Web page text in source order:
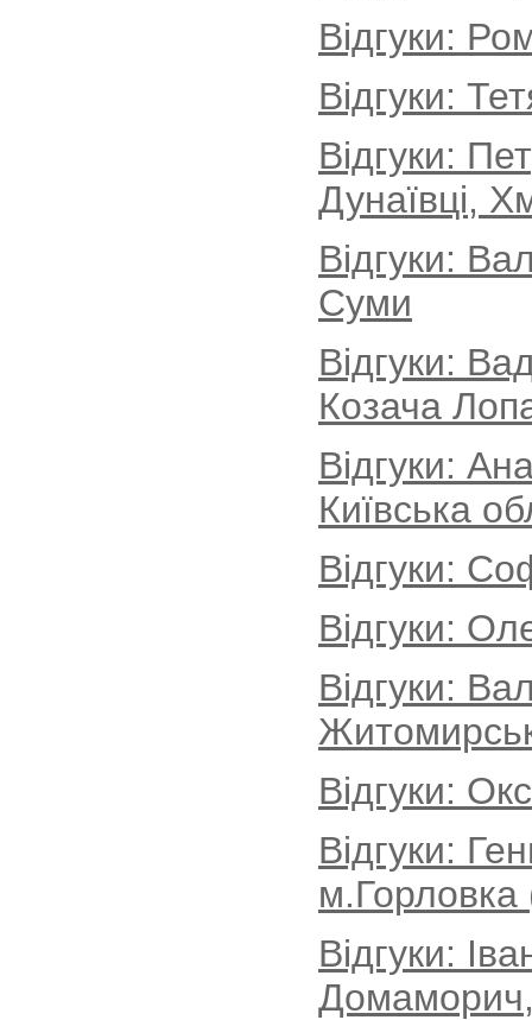
Відгуки:
Відгуки:
Відгуки:
Дунаївці,
Відгуки:
Суми
Відгуки:
Козача
Відгуки:
Київська
Відгуки:
Відгуки:
Відгуки:
Відгуки:
Відгуки:
Відгуки:
Домаморич,